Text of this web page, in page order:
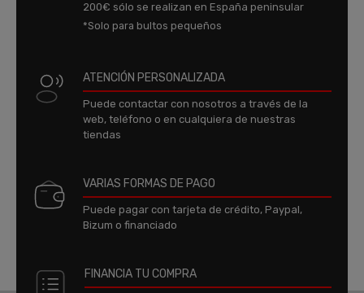
200€ sólo se realizan en España peninsular
*Solo para bultos pequeños
ATENCIÓN PERSONALIZADA
Puede contactar con nosotros a través de la
web, teléfono o en cualquiera de nuestras
tiendas
VARIAS FORMAS DE PAGO
Puede pagar con tarjeta de crédito, Paypal,
Bizum o financiado
FINANCIA TU COMPRA